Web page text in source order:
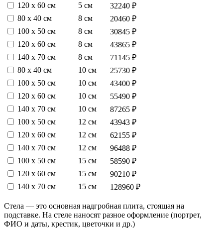
120 х 60 см
5 см
32240 ₽
80 х 40 см
8 см
20460 ₽
100 х 50 см
8 см
30845 ₽
120 х 60 см
8 см
43865 ₽
140 х 70 см
8 см
71145 ₽
80 х 40 см
10 см
25730 ₽
100 х 50 см
10 см
43400 ₽
120 х 60 см
10 см
55490 ₽
140 х 70 см
10 см
87265 ₽
100 х 50 см
12 см
43943 ₽
120 х 60 см
12 см
62155 ₽
140 х 70 см
12 см
96488 ₽
100 х 50 см
15 см
58590 ₽
120 х 60 см
15 см
90210 ₽
140 х 70 см
15 см 128960 ₽
Стела — это основная надгробная плита, стоящая на
подставке. На стеле наносят разное оформление (портрет,
ФИО и даты, крестик, цветочки и др.)